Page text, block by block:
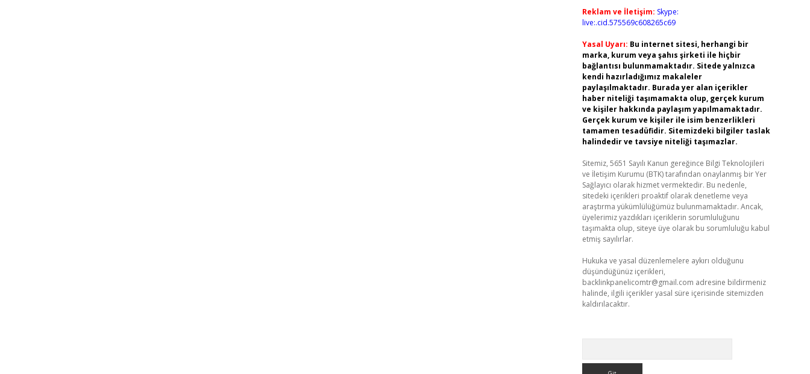
Reklam ve İletişim: Skype:
live:.cid.575569c608265c69
Yasal Uyarı: Bu internet sitesi, herhangi bir
marka, kurum veya şahıs şirketi ile hiçbir
bağlantısı bulunmamaktadır. Sitede yalnızca
kendi hazırladığımız makaleler
paylaşılmaktadır. Burada yer alan içerikler
haber niteliği taşımamakta olup, gerçek kurum
ve kişiler hakkında paylaşım yapılmamaktadır.
Gerçek kurum ve kişiler ile isim benzerlikleri
tamamen tesadüfidir. Sitemizdeki bilgiler taslak
halindedir ve tavsiye niteliği taşımazlar.
Sitemiz, 5651 Sayılı Kanun gereğince Bilgi Teknolojileri
ve İletişim Kurumu (BTK) tarafından onaylanmış bir Yer
Sağlayıcı olarak hizmet vermektedir. Bu nedenle,
sitedeki içerikleri proaktif olarak denetleme veya
araştırma yükümlülüğümüz bulunmamaktadır. Ancak,
üyelerimiz yazdıkları içeriklerin sorumluluğunu
taşımakta olup, siteye üye olarak bu sorumluluğu kabul
etmiş sayılırlar.
Hukuka ve yasal düzenlemelere aykırı olduğunu
düşündüğünüz içerikleri,
backlinkpanelicomtr@gmail.com adresine bildirmeniz
halinde, ilgili içerikler yasal süre içerisinde sitemizden
kaldırılacaktır.